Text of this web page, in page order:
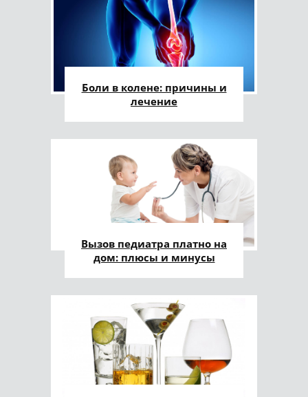
Боли в колене: причины и
лечение
Вызов педиатра платно на
дом: плюсы и минусы